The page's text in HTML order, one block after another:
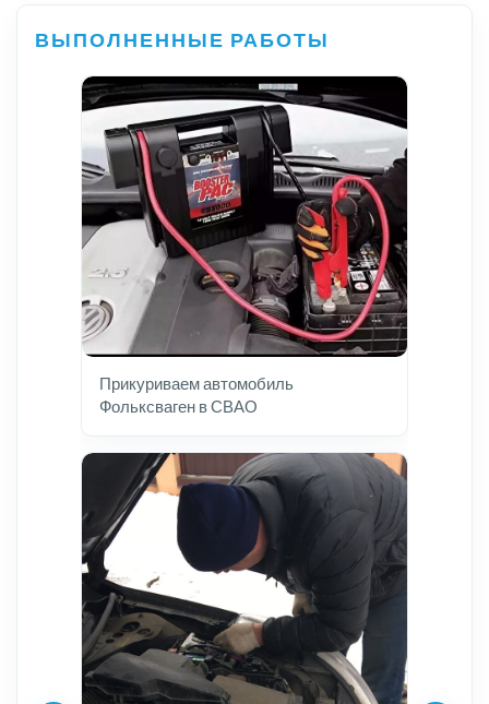
ВЫПОЛНЕННЫЕ РАБОТЫ
Прикуриваем автомобиль
Фольксваген в СВАО